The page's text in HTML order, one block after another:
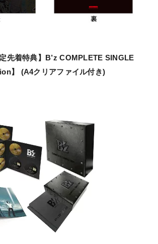
先着特典】B’z COMPLETE SINGLE
】 (A4クリアファイル付き)